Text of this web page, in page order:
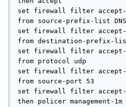
Коллеги нужен совет, каковы
при следующем апокалипсисе?